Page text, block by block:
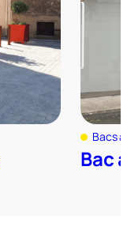
Bacs
Bac